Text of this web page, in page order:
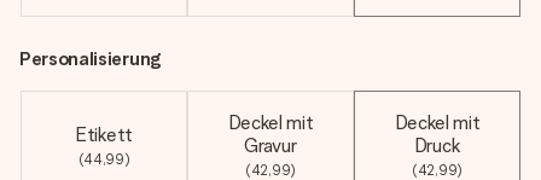
Personalisierung
Etikett
(44,99)
Deckel mit
Gravur
(42,99)
Deckel mit
Druck
(42,99)